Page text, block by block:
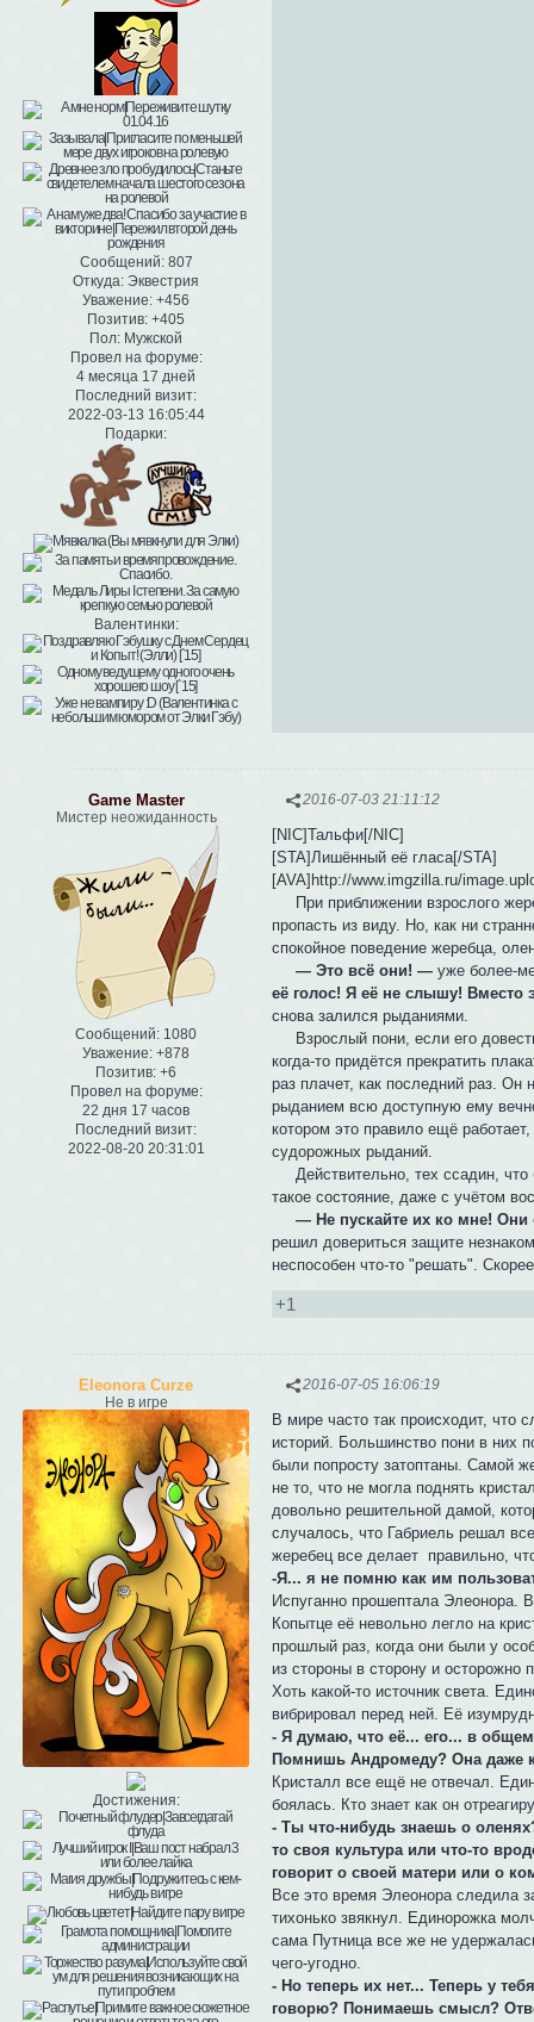
Сообщений:807
Откуда: Эквестрия
Уважение: +456
Позитив: +405
Пол: Мужской
Провел на форуме:
4 месяца 17 дней
Последний визит:
2022-03-13 16:05:44
Подарки:
Валентинки:
2016-07-03 21:11:12
Game Master
Мистер неожиданность
Сообщений: 1080
Уважение: +878
Позитив: +6
Провел на форуме:
22 дня 17 часов
Последний визит:
2022-08-20 20:31:01
[NIC]Тальфи[/NIC]
[STA]Лишённый её гласа[/STA]
[AVA]http://www.imgzilla.ru/
При приближении взрослого
пропасть из виду. Но, как ни
спокойное поведение жеребца,
— Это всё они! — уже более-
её голос! Я её не слышу! Вместо
снова залился рыданиями.
Взрослый пони, если его
когда-то придётся прекратить
раз плачет, как последний раз. Он
рыданием всю доступную ему
котором это правило ещё
судорожных рыданий.
Действительно, тех ссадин, что
такое состояние, даже с учётом
— Не пускайте их ко мне! Они
решил довериться защите
неспособен что-то "решать".
+1
2016-07-05 16:06:19
Eleonora Curze
Не в игре
Достижения:
В мире часто так происходит, что
историй. Большинство пони в них
были попросту затоптаны. Самой
не то, что не могла поднять
довольно решительной дамой,
случалось, что Габриель решал
жеребец все делает правильно,
-Я... я не помню как им
Испуганно прошептала Элеонора.
Копытце её невольно легло на
прошлый раз, когда они были у
из стороны в сторону и осторожно
Хоть какой-то источник света.
вибрировал перед ней. Её
- Я думаю, что её... его... в
Помнишь Андромеду? Она даже
Кристалл все ещё не отвечал.
боялась. Кто знает как он
- Ты что-нибудь знаешь о
то своя культура или что-то
говорит о своей матери или о
Все это время Элеонора следила
тихонько звякнул. Единорожка
сама Путница все же не
чего-угодно.
- Но теперь их нет... Теперь у
говорю? Понимаешь смысл?